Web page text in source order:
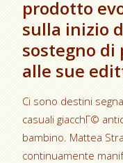
prodotto
sulla inizio
sostegno di
alle sue
Ci sono destini
casuali giacchГ©
bambino. Mattea
continuamente